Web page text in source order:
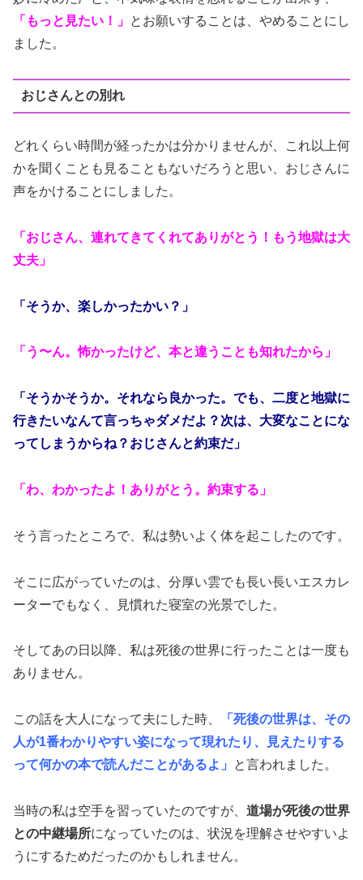
「もっと見たい！」 とお願いすることは、やめることにし
ました。
おじさんとの別れ
どれくらい時間が経ったかは分かりませんが、これ以上何
かを聞くことも見ることもないだろうと思い、おじさんに
声をかけることにしました。
「おじさん、連れてきてくれてありがとう！もう地獄は大
丈夫」
「そうか、楽しかったかい？」
「う〜ん。怖かったけど、本と違うことも知れたから」
「そうかそうか。それなら良かった。でも、二度と地獄に
行きたいなんて言っちゃダメだよ？次は、大変なことにな
ってしまうからね？おじさんと約束だ」
「わ、わかったよ！ありがとう。約束する」
そう言ったところで、私は勢いよく体を起こしたのです。
そこに広がっていたのは、分厚い雲でも長い長いエスカレ
ーターでもなく、見慣れた寝室の光景でした。
そしてあの日以降、私は死後の世界に行ったことは一度も
ありません。
この話を大人になって夫にした時、
「死後の世界は、その
人が1番わかりやすい姿になって現れたり、見えたりする
って何かの本で読んだことがあるよ」
と言われました。
当時の私は空手を習っていたのですが、 道場が死後の世界
との中継場所になっていたのは、状況を理解させやすいよ
うにするためだったのかもしれません。